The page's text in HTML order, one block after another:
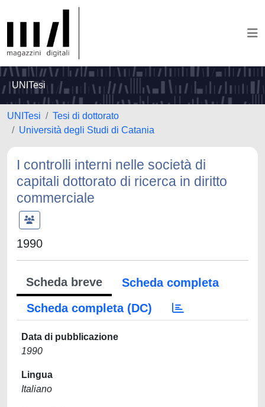
UNITesi
UNITesi
Tesi di dottorato
Università degli Studi di Catania
I controlli interni nelle società di
capitali dottorato di ricerca in diritto
commerciale
1990
Scheda breve
Scheda completa
Scheda completa (DC)
Data di pubblicazione
1990
Lingua
Italiano